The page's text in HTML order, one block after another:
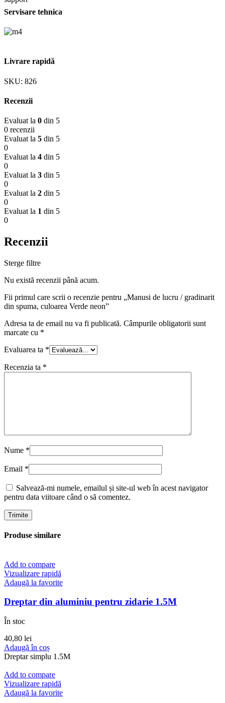
Servisare tehnica
Livrare rapidă
SKU: 826
Recenzii
Evaluat la 0 din 5
0 recenzii
Evaluat la 5 din 5
0
Evaluat la 4 din 5
0
Evaluat la 3 din 5
0
Evaluat la 2 din 5
0
Evaluat la 1 din 5
0
Recenzii
Sterge filtre
Nu există recenzii până acum.
Fii primul care scrii o recenzie pentru „Manusi de lucru / gradinarit
din spuma, culoarea Verde neon”
Adresa ta de email nu va fi publicată. Câmpurile obligatorii sunt
marcate cu *
Evaluarea ta *
Recenzia ta *
Nume *
Email *
Salvează-mi numele, emailul și site-ul web în acest navigator
pentru data viitoare când o să comentez.
Produse similare
Add to compare
Vizualizare rapidă
Adaugă la favorite
Dreptar din aluminiu pentru zidarie 1.5M
În stoc
40,80 lei
Adaugă în coș
Dreptar simplu 1.5M
Add to compare
Vizualizare rapidă
Adaugă la favorite